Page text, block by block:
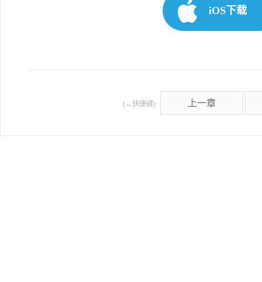
iOS下载
(←快捷键) 上一章